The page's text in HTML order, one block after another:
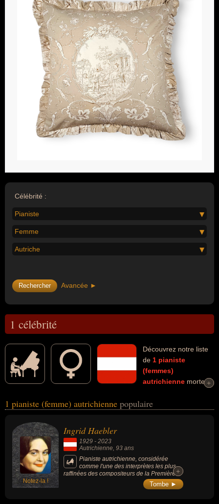
Célébrité :
Pianiste
Femme
Autriche
Avancée ►
1 célébrité
Découvrez notre liste
de 1 pianiste
(femmes)
autrichienne mortes
personnalités (de sexe féminin) peuvent avoir des liens variés dans
Ces célébrités peuvent également avoir été artiste ou musicienne.
+
+
1 pianiste (femme) autrichienne populaire
Notez-la !
Ingrid Haebler
1929 - 2023
Autrichienne, 93 ans
Pianiste autrichienne, considérée
comme l'une des interprètes les plus
raffinées des compositeurs de la Première+
+
Tombe ►